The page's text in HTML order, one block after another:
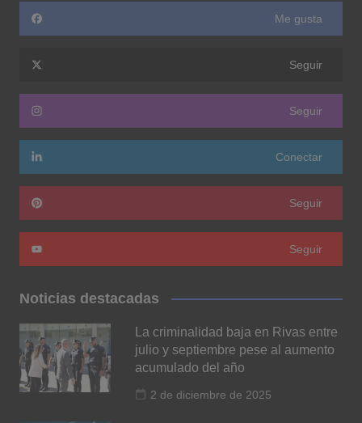
Me gusta
Seguir
Seguir
Conectar
Seguir
Seguir
Noticias destacadas
La criminalidad baja en Rivas entre
julio y septiembre pese al aumento
acumulado del año
2 de diciembre de 2025